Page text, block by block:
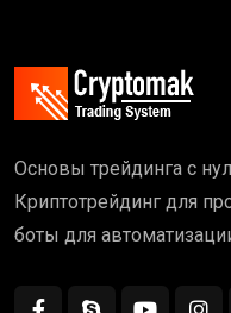
Основы трейдинга с
Криптотрейдинг для
боты для